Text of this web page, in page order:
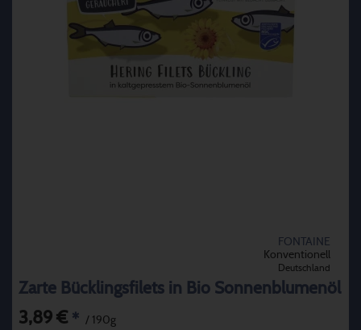
FONTAINE
Konventionell
Deutschland
Zarte Bücklingsfilets in Bio Sonnenblumenöl
3,89 € * / 190g